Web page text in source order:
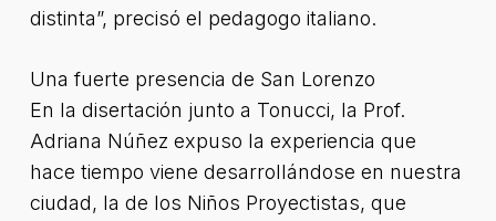
distinta”, precisó el pedagogo italiano.
Una fuerte presencia de San Lorenzo
En la disertación junto a Tonucci, la Prof.
Adriana Núñez expuso la experiencia que
hace tiempo viene desarrollándose en nuestra
ciudad, la de los Niños Proyectistas, que